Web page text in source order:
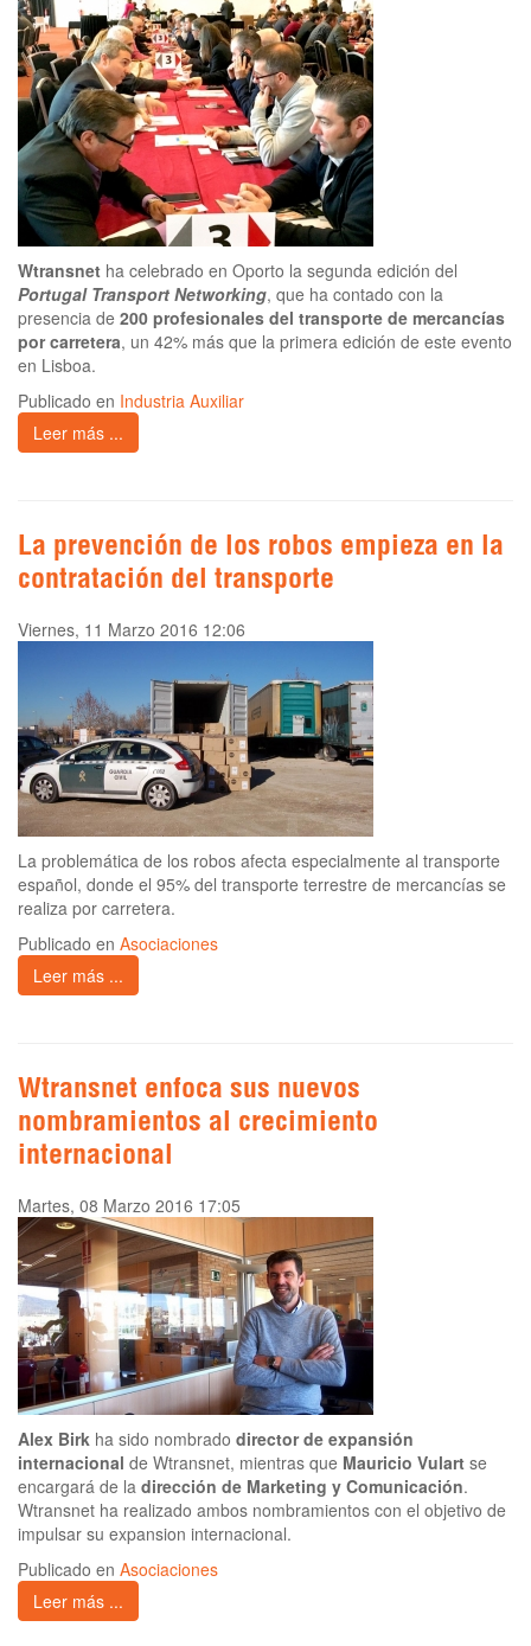
Wtransnet ha celebrado en Oporto la segunda edición del
Portugal Transport Networking, que ha contado con la
presencia de 200 profesionales del transporte de mercancías
por carretera, un 42% más que la primera edición de este evento
en Lisboa.
Publicado en Industria Auxiliar
Leer más ...
La prevención de los robos empieza en la
contratación del transporte
Viernes, 11 Marzo 2016 12:06
La problemática de los robos afecta especialmente al transporte
español, donde el 95% del transporte terrestre de mercancías se
realiza por carretera.
Publicado en Asociaciones
Leer más ...
Wtransnet enfoca sus nuevos
nombramientos al crecimiento
internacional
Martes, 08 Marzo 2016 17:05
Alex Birk ha sido nombrado director de expansión
internacional de Wtransnet, mientras que Mauricio Vulart se
encargará de la dirección de Marketing y Comunicación.
Wtransnet ha realizado ambos nombramientos con el objetivo de
impulsar su expansion internacional.
Publicado en Asociaciones
Leer más ...